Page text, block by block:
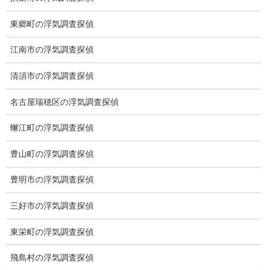
適正料金
稼働制って何？
探偵
探偵を本業
調査機器
探偵の資格
東郷町の浮気調査探偵
江南市の浮気調査探偵
清須市の浮気調査探偵
名古屋瑞穂区の浮気調査探偵
蠏江町の浮気調査探偵
豊山町の浮気調査探偵
豊明市の浮気調査探偵
三好市の浮気調査探偵
東栄町の浮気調査探偵
飛島村の浮気調査探偵